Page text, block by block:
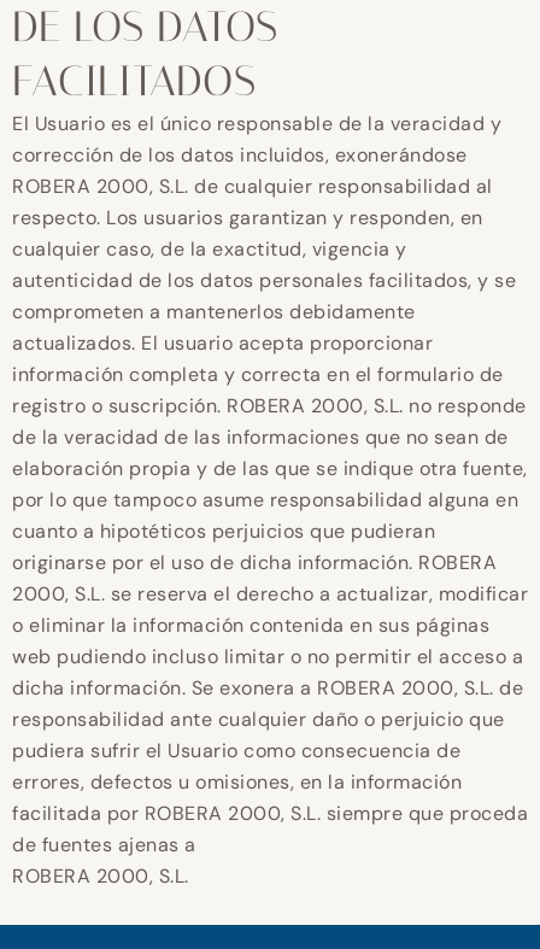
DE LOS DATOS
FACILITADOS
El Usuario es el único responsable de la veracidad y
corrección de los datos incluidos, exonerándose
ROBERA 2000, S.L. de cualquier responsabilidad al
respecto. Los usuarios garantizan y responden, en
cualquier caso, de la exactitud, vigencia y
autenticidad de los datos personales facilitados, y se
comprometen a mantenerlos debidamente
actualizados. El usuario acepta proporcionar
información completa y correcta en el formulario de
registro o suscripción. ROBERA 2000, S.L. no responde
de la veracidad de las informaciones que no sean de
elaboración propia y de las que se indique otra fuente,
por lo que tampoco asume responsabilidad alguna en
cuanto a hipotéticos perjuicios que pudieran
originarse por el uso de dicha información. ROBERA
2000, S.L. se reserva el derecho a actualizar, modificar
o eliminar la información contenida en sus páginas
web pudiendo incluso limitar o no permitir el acceso a
dicha información. Se exonera a ROBERA 2000, S.L. de
responsabilidad ante cualquier daño o perjuicio que
pudiera sufrir el Usuario como consecuencia de
errores, defectos u omisiones, en la información
facilitada por ROBERA 2000, S.L. siempre que proceda
de fuentes ajenas a
ROBERA 2000, S.L.